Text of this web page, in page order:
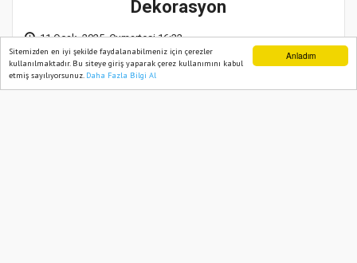
Anladım
Sitemizden en iyi şekilde faydalanabilmeniz için çerezler
kullanılmaktadır. Bu siteye giriş yaparak çerez kullanımını kabul
etmiş sayılıyorsunuz. Daha Fazla Bilgi Al
Dekorasyon
11 Ocak, 2025, Cumartesi 16:32
Ana Sayfa Web TV